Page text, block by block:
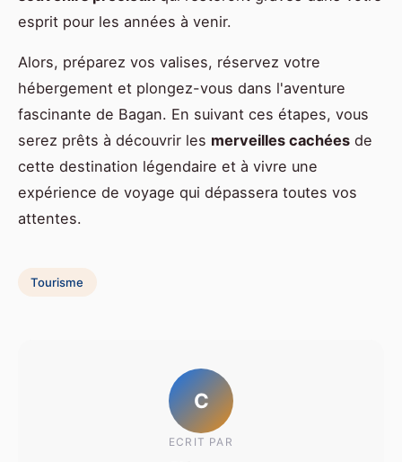
esprit pour les années à venir.
Alors, préparez vos valises, réservez votre
hébergement et plongez-vous dans l'aventure
fascinante de Bagan. En suivant ces étapes, vous
serez prêts à découvrir les merveilles cachées de
cette destination légendaire et à vivre une
expérience de voyage qui dépassera toutes vos
attentes.
Tourisme
C
ECRIT PAR